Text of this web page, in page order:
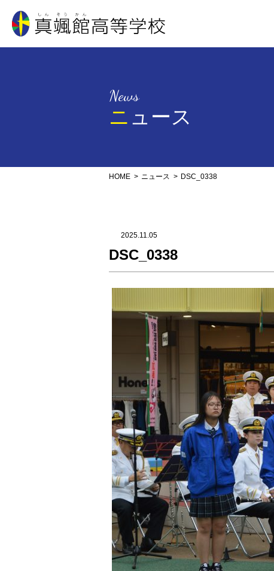
News
ニュース
HOME ニュース DSC_0338
2025.11.05
DSC_0338